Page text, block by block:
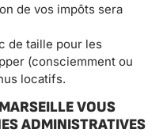
de vos impôts sera
de taille pour les
(consciemment ou
locatifs.
VOUS
ADMINISTRATIVES